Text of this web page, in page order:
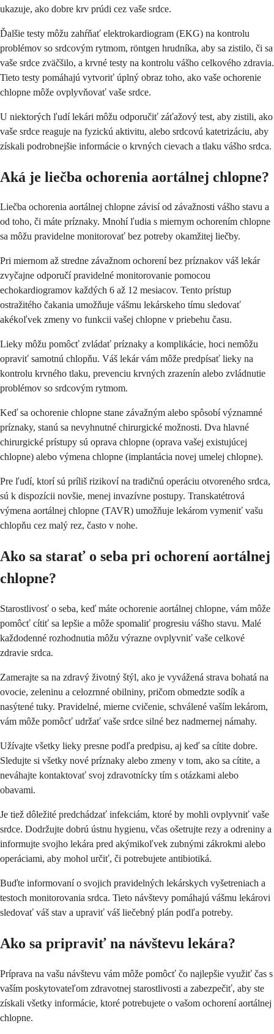
ukazuje, ako dobre krv prúdi cez vaše srdce.
Ďalšie testy môžu zahŕňať elektrokardiogram (EKG) na kontrolu
problémov so srdcovým rytmom, röntgen hrudníka, aby sa zistilo, či sa
vaše srdce zväčšilo, a krvné testy na kontrolu vášho celkového zdravia.
Tieto testy pomáhajú vytvoriť úplný obraz toho, ako vaše ochorenie
chlopne môže ovplyvňovať vaše srdce.
U niektorých ľudí lekári môžu odporučiť záťažový test, aby zistili, ako
vaše srdce reaguje na fyzickú aktivitu, alebo srdcovú katetrizáciu, aby
získali podrobnejšie informácie o krvných cievach a tlaku vášho srdca.
Aká je liečba ochorenia aortálnej chlopne?
Liečba ochorenia aortálnej chlopne závisí od závažnosti vášho stavu a
od toho, či máte príznaky. Mnohí ľudia s miernym ochorením chlopne
sa môžu pravidelne monitorovať bez potreby okamžitej liečby.
Pri miernom až stredne závažnom ochorení bez príznakov váš lekár
zvyčajne odporučí pravidelné monitorovanie pomocou
echokardiogramov každých 6 až 12 mesiacov. Tento prístup
ostražitého čakania umožňuje vášmu lekárskeho tímu sledovať
akékoľvek zmeny vo funkcii vašej chlopne v priebehu času.
Lieky môžu pomôcť zvládať príznaky a komplikácie, hoci nemôžu
opraviť samotnú chlopňu. Váš lekár vám môže predpísať lieky na
kontrolu krvného tlaku, prevenciu krvných zrazenín alebo zvládnutie
problémov so srdcovým rytmom.
Keď sa ochorenie chlopne stane závažným alebo spôsobí významné
príznaky, stanú sa nevyhnutné chirurgické možnosti. Dva hlavné
chirurgické prístupy sú oprava chlopne (oprava vašej existujúcej
chlopne) alebo výmena chlopne (implantácia novej umelej chlopne).
Pre ľudí, ktorí sú príliš rizikoví na tradičnú operáciu otvoreného srdca,
sú k dispozícii novšie, menej invazívne postupy. Transkatétrová
výmena aortálnej chlopne (TAVR) umožňuje lekárom vymeniť vašu
chlopňu cez malý rez, často v nohe.
Ako sa starať o seba pri ochorení aortálnej
chlopne?
Starostlivosť o seba, keď máte ochorenie aortálnej chlopne, vám môže
pomôcť cítiť sa lepšie a môže spomaliť progresiu vášho stavu. Malé
každodenné rozhodnutia môžu výrazne ovplyvniť vaše celkové
zdravie srdca.
Zamerajte sa na zdravý životný štýl, ako je vyvážená strava bohatá na
ovocie, zeleninu a celozrnné obilniny, pričom obmedzte sodík a
nasýtené tuky. Pravidelné, mierne cvičenie, schválené vaším lekárom,
vám môže pomôcť udržať vaše srdce silné bez nadmernej námahy.
Užívajte všetky lieky presne podľa predpisu, aj keď sa cítite dobre.
Sledujte si všetky nové príznaky alebo zmeny v tom, ako sa cítite, a
neváhajte kontaktovať svoj zdravotnícky tím s otázkami alebo
obavami.
Je tiež dôležité predchádzať infekciám, ktoré by mohli ovplyvniť vaše
srdce. Dodržujte dobrú ústnu hygienu, včas ošetrujte rezy a odreniny a
informujte svojho lekára pred akýmikoľvek zubnými zákrokmi alebo
operáciami, aby mohol určiť, či potrebujete antibiotiká.
Buďte informovaní o svojich pravidelných lekárskych vyšetreniach a
testoch monitorovania srdca. Tieto návštevy pomáhajú vášmu lekárovi
sledovať váš stav a upraviť váš liečebný plán podľa potreby.
Ako sa pripraviť na návštevu lekára?
Príprava na vašu návštevu vám môže pomôcť čo najlepšie využiť čas s
vaším poskytovateľom zdravotnej starostlivosti a zabezpečiť, aby ste
získali všetky informácie, ktoré potrebujete o vašom ochorení aortálnej
chlopne.